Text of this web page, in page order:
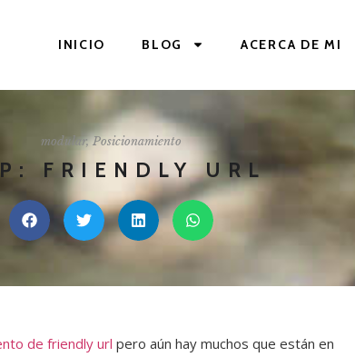
INICIO BLOG ACERCA DE MI
modular,Posicionamiento
FRIENDLY URL
de friendly url pero aún hay muchos que están en